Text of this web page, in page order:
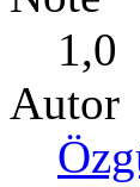
1,0
Autor